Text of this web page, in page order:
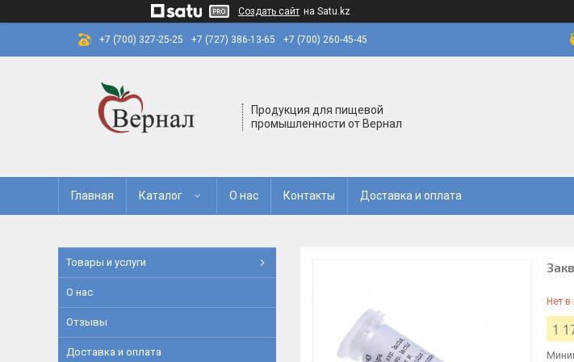
Создать сайт на Satu.kz
+7 (700) 327-25-25 +7 (727) 386-13-65 +7 (700) 260-45-45
Продукция для пищевой
промышленности от Вернал
Главная Каталог О нас Контакты Доставка и оплата
Нет
1
Товары и услуги
О нас
Отзывы
Доставка и оплата